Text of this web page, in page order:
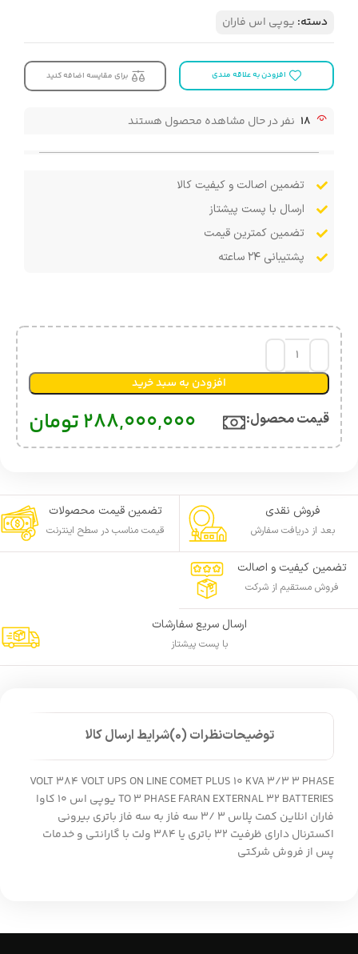
دسته: یوپی اس فاران
افزودن به علاقه مندی برای مقایسه اضافه کنید
18 نفر در حال مشاهده محصول هستند
تضمین اصالت و کیفیت کالا
ارسال با پست پیشتاز
تضمین کمترین قیمت
پشتیبانی ۲۴ ساعته
افزودن به سبد خرید
قیمت محصول:​ 288,000,000تومان
فروش نقدی
بعد از دریافت سفارش
تضمین قیمت محصولات
قیمت مناسب در سطح اینترنت
تضمین کیفیت و اصالت
فروش مستقیم از شرکت
ارسال سریع سفارشات
با پست پیشتاز
توضیحاتنظرات (0) شرایط ارسال کالا
VOLT 384 VOLT UPS ON LINE COMET PLUS 10 KVA 3/3 3 PHASE
TO 3 PHASE FARAN EXTERNAL 32 BATTERIES یوپی اس 10 کاوا
فاران انلاین کمت پلاس 3 /3 سه فاز به سه فاز باتری بیرونی
اکسترنال دارای ظرفیت 32 باتری یا 384 ولت با گارانتی و خدمات
پس از فروش شرکتی